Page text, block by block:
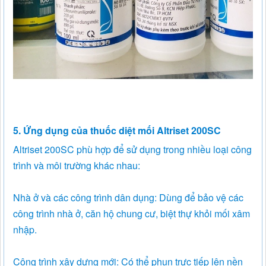
5. Ứng dụng của thuốc diệt mối Altriset 200SC
Altriset 200SC phù hợp để sử dụng trong nhiều loại công
trình và môi trường khác nhau:
Nhà ở và các công trình dân dụng: Dùng để bảo vệ các
công trình nhà ở, căn hộ chung cư, biệt thự khỏi mối xâm
nhập.
Công trình xây dựng mới: Có thể phun trực tiếp lên nền